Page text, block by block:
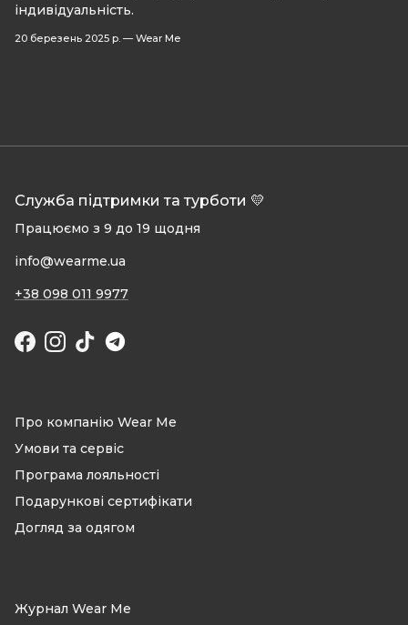
індивідуальність.
20 березень 2025 р. — Wear Me
Служба підтримки та турботи 💛
Працюємо з 9 до 19 щодня
info@wearme.ua
+38 098 011 9977
Facebook
Instagram
TikTok
Про компанію Wear Me
Умови та сервіс
Програма лояльності
Подарункові сертифікати
Догляд за одягом
Журнал Wear Me